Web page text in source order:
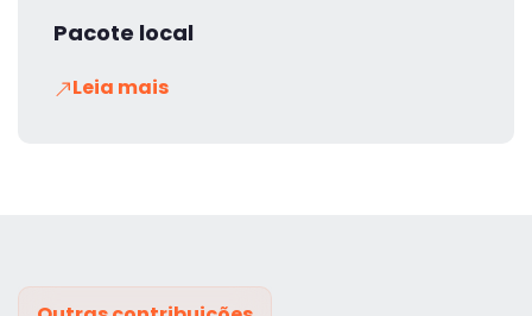
Pacote local
Leia mais